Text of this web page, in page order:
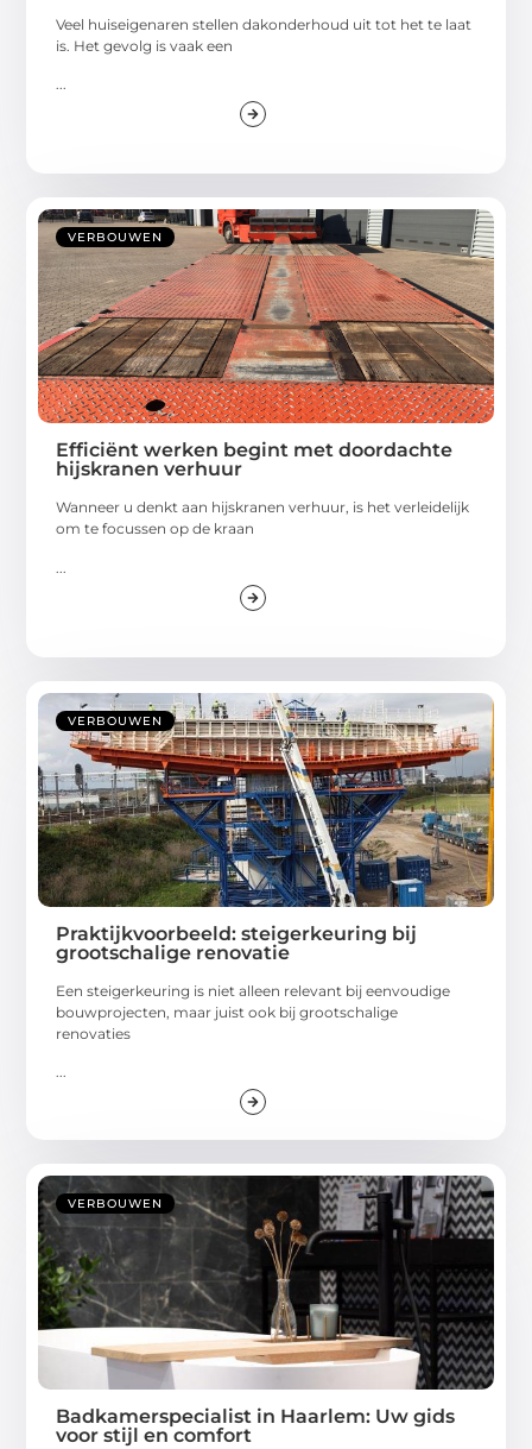
Veel huiseigenaren stellen dakonderhoud uit tot het te laat
is. Het gevolg is vaak een
...
VERBOUWEN
Efficiënt werken begint met doordachte
hijskranen verhuur
Wanneer u denkt aan hijskranen verhuur, is het verleidelijk
om te focussen op de kraan
VERBOUWEN
Praktijkvoorbeeld: steigerkeuring bij
grootschalige renovatie
Een steigerkeuring is niet alleen relevant bij eenvoudige
bouwprojecten, maar juist ook bij grootschalige
renovaties
...
VERBOUWEN
Badkamerspecialist in Haarlem: Uw gids
voor stijl en comfort